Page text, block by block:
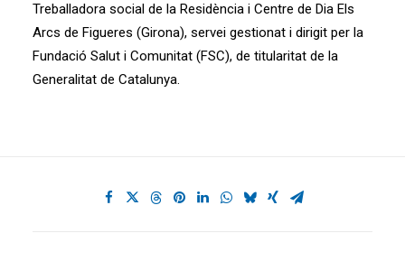
Treballadora social de la Residència i Centre de Dia Els
Arcs de Figueres (Girona), servei gestionat i dirigit per la
Fundació Salut i Comunitat (FSC), de titularitat de la
Generalitat de Catalunya.